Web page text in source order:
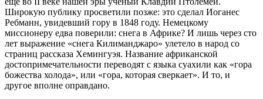
Широкую публику просветили позже: это сделал Иоганес
Ребманн, увидевший гору в 1848 году. Немецкому
миссионеру едва поверили: снега в Африке? И лишь через сто
лет выражение «снега Килиманджаро» улетело в народ со
страниц рассказа Хемингуэя. Название африканской
достопримечательности переводят с языка суахили как «гора
божества холода», или «гора, которая сверкает». И то, и
другое вполне оправдано.